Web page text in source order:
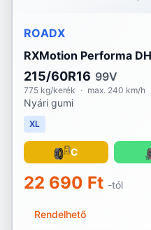
ROADX
RXMotion Performa
215/60R16 99V
775 kg/kerék · max. 240 km/h
Nyári gumi
XL
C
22 690 Ft -tól
Rendelhető